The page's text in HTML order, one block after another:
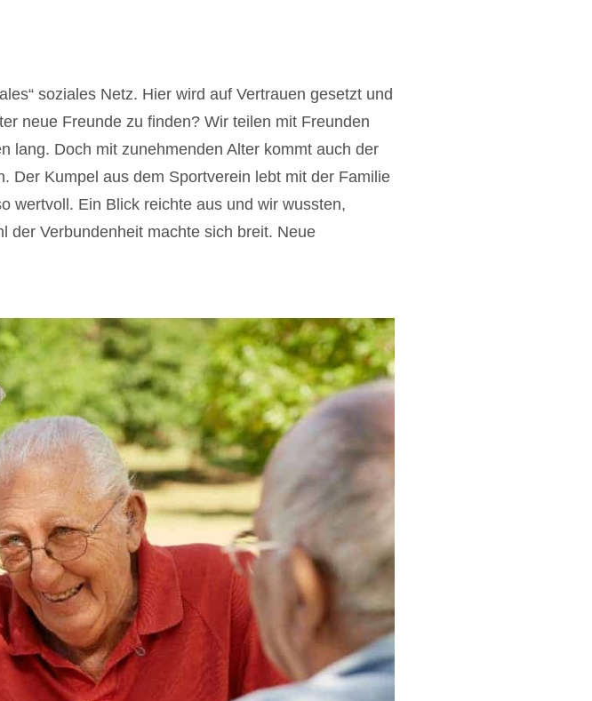
soziales Netz. Hier wird auf Vertrauen gesetzt und
neue Freunde zu finden? Wir teilen mit Freunden
lang. Doch mit zunehmenden Alter kommt auch der
Der Kumpel aus dem Sportverein lebt mit der Familie
wertvoll. Ein Blick reichte aus und wir wussten,
der Verbundenheit machte sich breit. Neue